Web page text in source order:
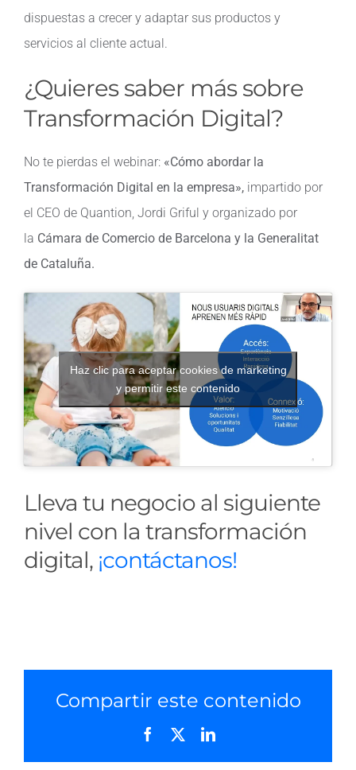
dispuestas a crecer y adaptar sus productos y
servicios al cliente actual.
¿Quieres saber más sobre
Transformación Digital?
No te pierdas el webinar: «Cómo abordar la
Transformación Digital en la empresa», impartido por
el CEO de Quantion, Jordi Griful y organizado por
la Cámara de Comercio de Barcelona y la Generalitat
de Cataluña.
Haz clic para aceptar cookies de marketing
y permitir este contenido
Lleva tu negocio al siguiente
nivel con la transformación
digital, ¡contáctanos!
Compartir este contenido
Facebook LinkedIn